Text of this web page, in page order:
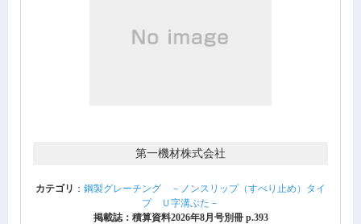
第一機材株式会社
カテゴリ ： 鋼製グレーチング －ノンスリップ（すべり止め）タイ
プ Ｕ字溝ぶた－
掲載誌：積算資料2026年8月号別冊 p.393